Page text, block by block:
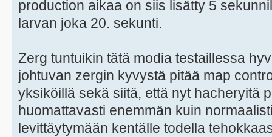
production aikaa on siis lisätty 5
larvan joka 20. sekunti.
Zerg tuntuikin tätä modia testaillessa
johtuvan zergin kyvystä pitää map
yksiköillä sekä siitä, että nyt hacheryitä
huomattavasti enemmän kuin
levittäytymään kentälle todella